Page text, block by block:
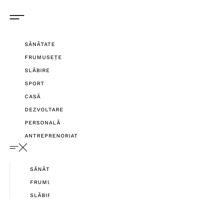
SĂNĂTATE
FRUMUSEȚE
SLĂBIRE
SPORT
CASĂ
DEZVOLTARE
PERSONALĂ
ANTREPRENORIAT
SĂNĂTATE
FRUMUSEȚE
SLĂBIRE